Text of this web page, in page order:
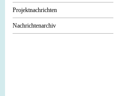
Projektnachrichten
Nachrichtenarchiv